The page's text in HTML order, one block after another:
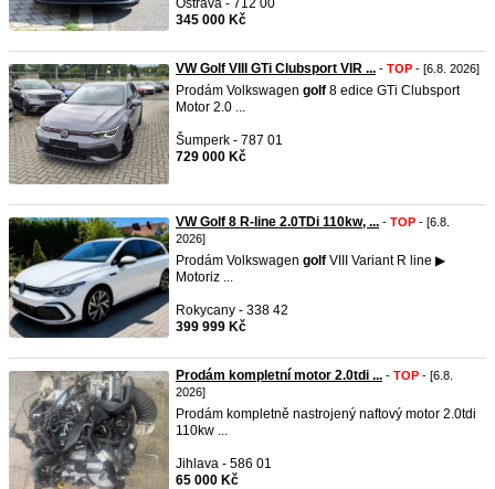
Ostrava - 712 00
345 000 Kč
VW Golf VIII GTi Clubsport VIR ... - TOP - [6.8. 2026]
Prodám Volkswagen golf 8 edice GTi Clubsport
Motor 2.0 ...
Šumperk - 787 01
729 000 Kč
VW Golf 8 R-line 2.0TDi 110kw, ... - TOP - [6.8.
2026]
Prodám Volkswagen golf VIII Variant R line ▶
Motoriz ...
Rokycany - 338 42
399 999 Kč
Prodám kompletní motor 2.0tdi ... - TOP - [6.8.
2026]
Prodám kompletně nastrojený naftový motor 2.0tdi
110kw ...
Jihlava - 586 01
65 000 Kč